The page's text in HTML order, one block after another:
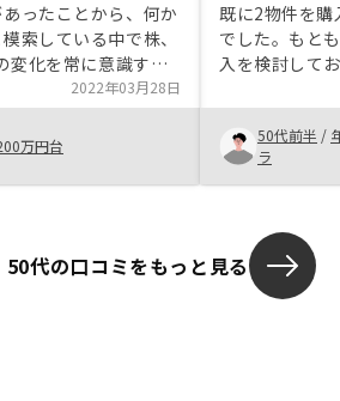
ったことから、何か
索している中で株、
変化を常に意識する
無理かなと諦め、次に
を持ったがFIT価格
する、儲けが少ない
インスタで偶然キャ
も少ないがリスクも
、 急成長の会社はこ
2022年03月28日
万円台
既に2物件を
でした。もと
入を検討して
いと思います
やDX化の推
います。 固定
連の管理も物
50代前半 /
ラ
50代の口コミをもっと見る